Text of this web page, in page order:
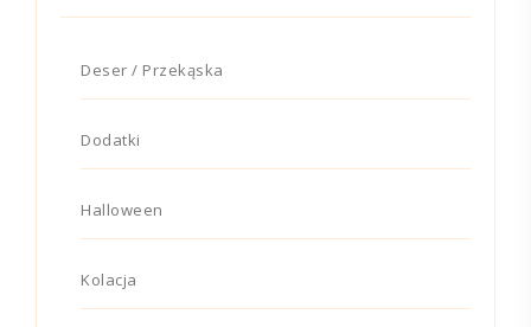
Deser / Przekąska
Dodatki
Halloween
Kolacja